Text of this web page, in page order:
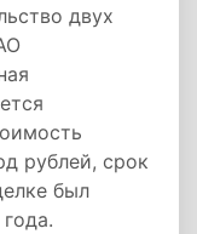
двух
рублей, срок
был